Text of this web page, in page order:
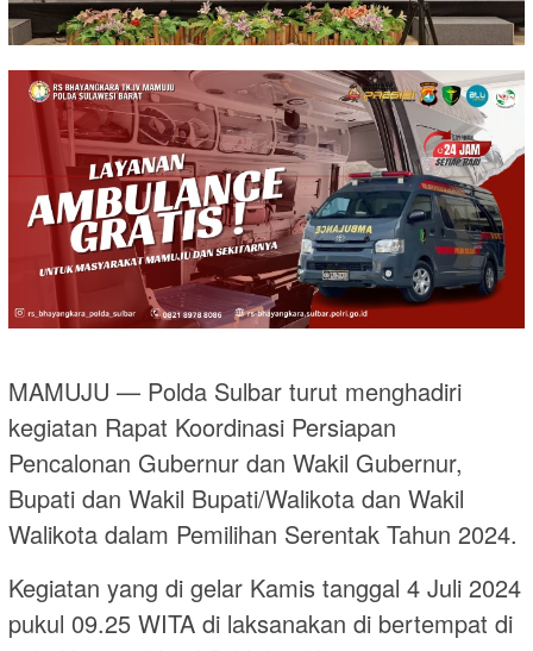
MAMUJU — Polda Sulbar turut menghadiri
kegiatan Rapat Koordinasi Persiapan
Pencalonan Gubernur dan Wakil Gubernur,
Bupati dan Wakil Bupati/Walikota dan Wakil
Walikota dalam Pemilihan Serentak Tahun 2024.
Kegiatan yang di gelar Kamis tanggal 4 Juli 2024
pukul 09.25 WITA di laksanakan di bertempat di